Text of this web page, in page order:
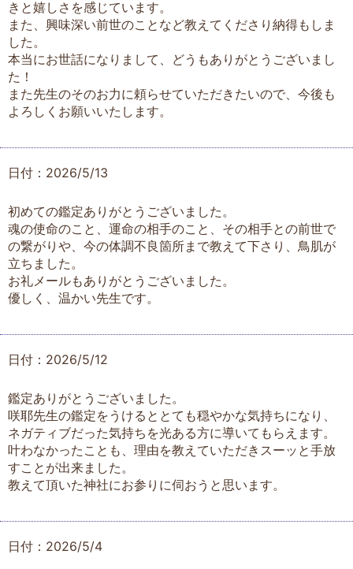
きと嬉しさを感じています。
また、興味深い前世のことなど教えてくださり納得もしま
した。
本当にお世話になりまして、どうもありがとうございまし
た！
また先生のそのお力に頼らせていただきたいので、今後も
よろしくお願いいたします。
日付：2026/5/13
初めての鑑定ありがとうございました。
魂の使命のこと、運命の相手のこと、その相手との前世で
の繋がりや、今の体調不良箇所まで教えて下さり、鳥肌が
立ちました。
お礼メールもありがとうございました。
優しく、温かい先生です。
日付：2026/5/12
鑑定ありがとうございました。
咲耶先生の鑑定をうけるととても穏やかな気持ちになり、
ネガティブだった気持ちを光ある方に導いてもらえます。
叶わなかったことも、理由を教えていただきスーッと手放
すことが出来ました。
教えて頂いた神社にお参りに伺おうと思います。
日付：2026/5/4